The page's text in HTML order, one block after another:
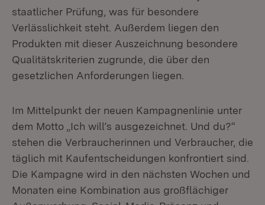
staatlicher Prüfung, was für besondere
Verlässlichkeit steht. Außerdem liegen den
Produkten mit dieser Auszeichnung besondere
Qualitätskriterien zugrunde, die über den
gesetzlichen Anforderungen liegen.
Im Mittelpunkt der neuen Kampagnenlinie unter
dem Motto „Ich will’s ausgezeichnet. Und du?“
stehen die Verbraucherinnen und Verbraucher, die
täglich mit Kaufentscheidungen konfrontiert sind.
Die Kampagne wird in den nächsten Wochen und
Monaten eine Kombination aus großflächiger